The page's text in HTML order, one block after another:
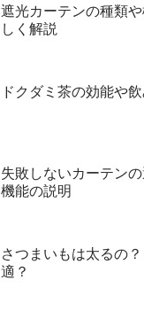
遮光カーテンの種類
しく解説
ドクダミ茶の効能や
失敗しないカーテン
機能の説明
さつまいもは太るの
適？